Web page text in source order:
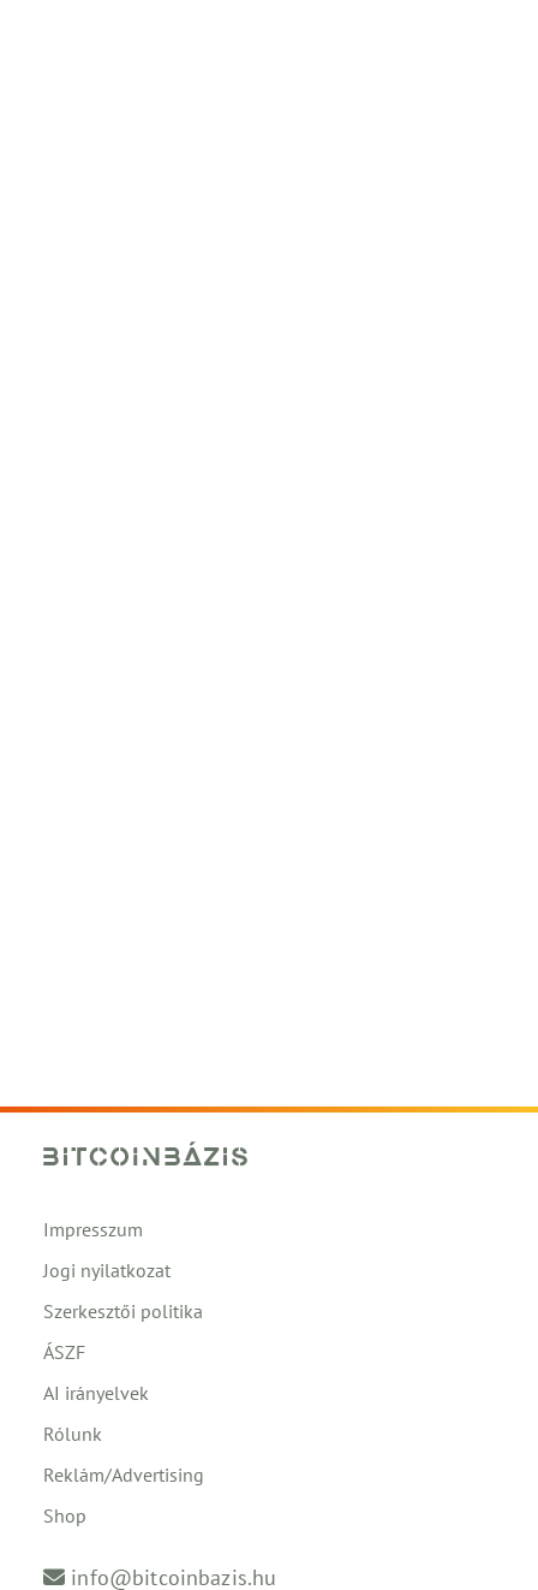
Impresszum
Jogi nyilatkozat
Szerkesztői politika
ÁSZF
AI irányelvek
Rólunk
Reklám/Advertising
Shop
info@bitcoinbazis.hu